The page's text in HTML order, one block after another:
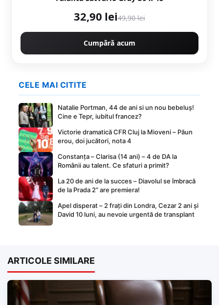
32,90 lei49,90 lei
Cumpără acum
CELE MAI CITITE
Natalie Portman, 44 de ani si un nou bebeluș!
Cine e Tepr, iubitul francez?
Victorie dramatică CFR Cluj la Mioveni – Păun
erou, doi jucători, nota 4
Constanța – Clarisa (14 ani) – 4 de DA la
Românii au talent. Ce sfaturi a primit?
La 20 de ani de la succes – Diavolul se îmbracă
de la Prada 2” are premiera!
Apel disperat – 2 frați din Londra, Cezar 2 ani și
David 10 luni, au nevoie urgentă de transplant
ARTICOLE SIMILARE